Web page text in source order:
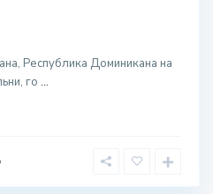
Республика Доминикана на
го ...